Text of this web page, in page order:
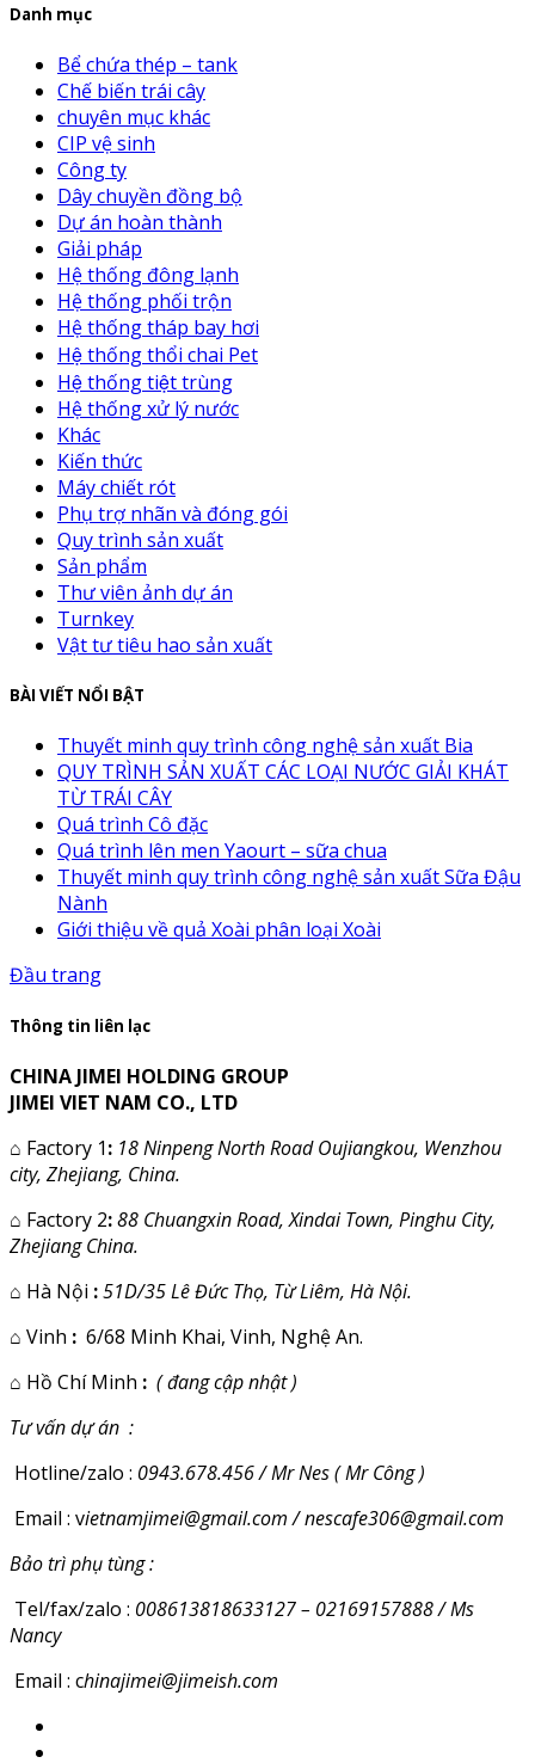
Danh mục
Bể chứa thép – tank
Chế biến trái cây
chuyên mục khác
CIP vệ sinh
Công ty
Dây chuyền đồng bộ
Dự án hoàn thành
Giải pháp
Hệ thống đông lạnh
Hệ thống phối trộn
Hệ thống tháp bay hơi
Hệ thống thổi chai Pet
Hệ thống tiệt trùng
Hệ thống xử lý nước
Khác
Kiến thức
Máy chiết rót
Phụ trợ nhãn và đóng gói
Quy trình sản xuất
Sản phẩm
Thư viên ảnh dự án
Turnkey
Vật tư tiêu hao sản xuất
BÀI VIẾT NỔI BẬT
Thuyết minh quy trình công nghệ sản xuất Bia
QUY TRÌNH SẢN XUẤT CÁC LOẠI NƯỚC GIẢI KHÁT
TỪ TRÁI CÂY
Quá trình Cô đặc
Quá trình lên men Yaourt – sữa chua
Thuyết minh quy trình công nghệ sản xuất Sữa Đậu
Nành
Giới thiệu về quả Xoài phân loại Xoài
Đầu trang
Thông tin liên lạc
CHINA JIMEI HOLDING GROUP
JIMEI VIET NAM CO., LTD
⌂ Factory 1: 18 Ninpeng North Road Oujiangkou, Wenzhou
city, Zhejiang, China.
⌂ Factory 2:88 Chuangxin Road, Xindai Town, Pinghu City,
Zhejiang China.
⌂ Hà Nội :51D/35 Lê Đức Thọ, Từ Liêm, Hà Nội.
⌂ Vinh : 6/68 Minh Khai, Vinh, Nghệ An.
⌂ Hồ Chí Minh : ( đang cập nhật )
Tư vấn dự án :
Hotline/zalo : 0943.678.456 / Mr Nes ( Mr Công )
Email : vietnamjimei@gmail.com / nescafe306@gmail.com
Bảo trì phụ tùng :
Tel/fax/zalo : 008613818633127 – 02169157888 / Ms
Nancy
Email : chinajimei@jimeish.com